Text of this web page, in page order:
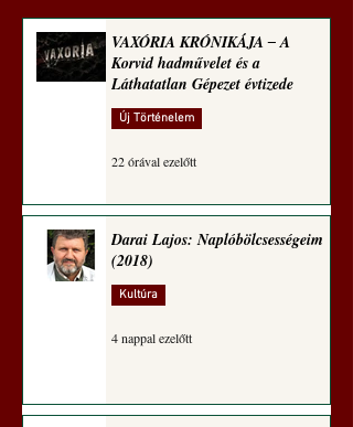
VAXÓRIA KRÓNIKÁJA ‒ A
Korvid hadművelet és a
Láthatatlan Gépezet évtizede
Új Történelem
22 órával ezelőtt
Darai Lajos: Naplóbölcsességeim
(2018)
Kultúra
4 nappal ezelőtt